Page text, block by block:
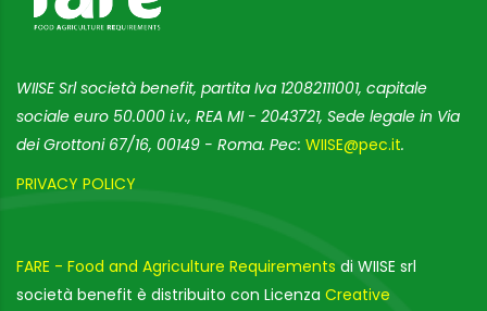
WIISE Srl società benefit, partita Iva 12082111001, capitale
sociale euro 50.000 i.v., REA MI - 2043721, Sede legale in Via
dei Grottoni 67/16, 00149 - Roma. Pec: WIISE@pec.it.
PRIVACY POLICY
FARE - Food and Agriculture Requirements di WIISE srl
società benefit è distribuito con Licenza Creative